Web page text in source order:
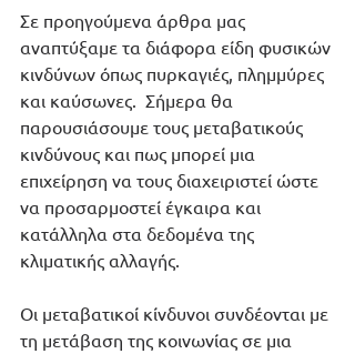
Σε προηγούμενα άρθρα μας
αναπτύξαμε τα διάφορα είδη φυσικών
κινδύνων όπως πυρκαγιές, πλημμύρες
και καύσωνες.  Σήμερα θα
παρουσιάσουμε τους μεταβατικούς
κινδύνους και πως μπορεί μια
επιχείρηση να τους διαχειριστεί ώστε
να προσαρμοστεί έγκαιρα και
κατάλληλα στα δεδομένα της
κλιματικής αλλαγής.
Οι μεταβατικοί κίνδυνοι συνδέονται με
τη μετάβαση της κοινωνίας σε μια